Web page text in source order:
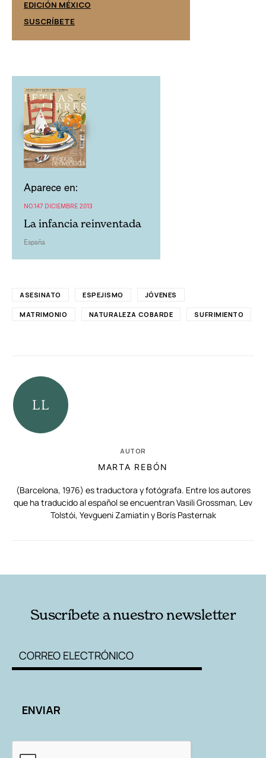
EDICIÓN MÉXICO
SUSCRÍBETE
Aparece en:
NO.147 DICIEMBRE 2013
La infancia reinventada
España
ASESINATO ESPEJISMO JÓVENES
MATRIMONIO NATURALEZA COBARDE SUFRIMIENTO
AUTOR
MARTA REBÓN
(Barcelona, 1976) es traductora y fotógrafa. Entre los autores
que ha traducido al español se encuentran Vasili Grossman, Lev
Tolstói, Yevgueni Zamiatin y Borís Pasternak
Suscríbete a nuestro newsletter